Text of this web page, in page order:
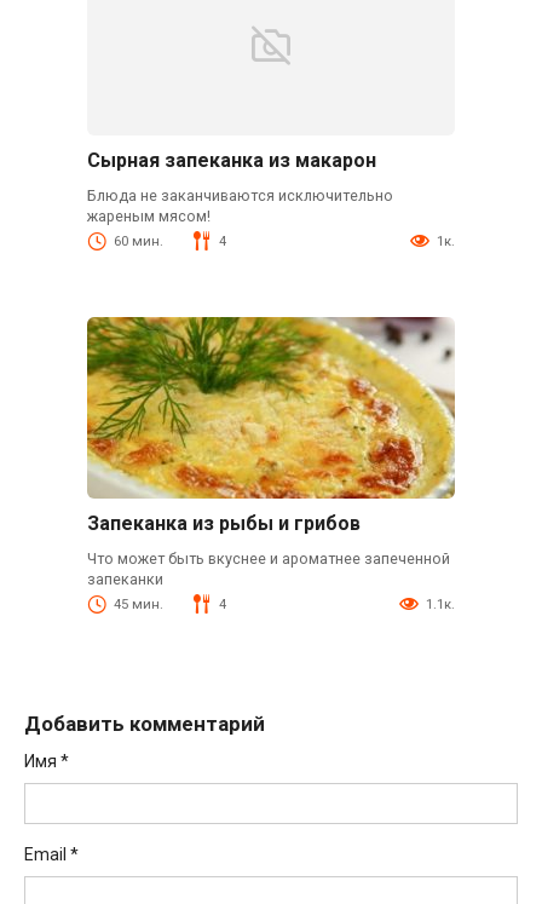
Сырная запеканка из макарон
Блюда не заканчиваются исключительно
жареным мясом!
60 мин. 4 1к.
Запеканка из рыбы и грибов
Что может быть вкуснее и ароматнее запеченной
запеканки
45 мин. 4 1.1к.
Добавить комментарий
Имя *
Email *